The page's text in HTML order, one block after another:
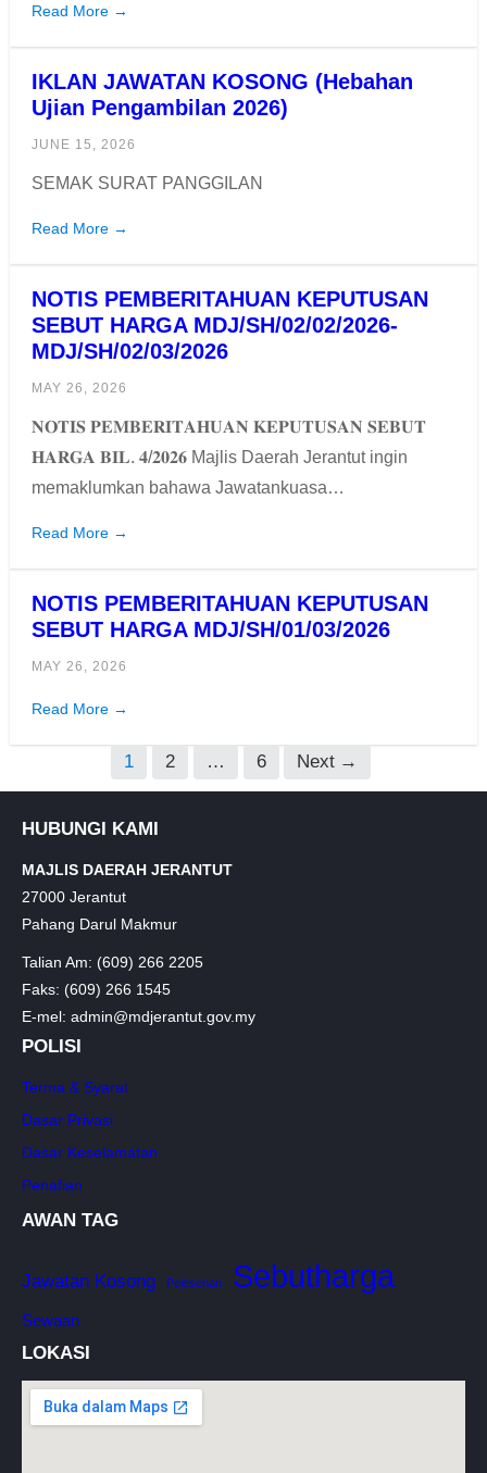
Read More →
IKLAN JAWATAN KOSONG (Hebahan
Ujian Pengambilan 2026)
JUNE 15, 2026
SEMAK SURAT PANGGILAN
Read More →
NOTIS PEMBERITAHUAN KEPUTUSAN
SEBUT HARGA MDJ/SH/02/02/2026-
MDJ/SH/02/03/2026
MAY 26, 2026
𝐍𝐎𝐓𝐈𝐒 𝐏𝐄𝐌𝐁𝐄𝐑𝐈𝐓𝐀𝐇𝐔𝐀𝐍 𝐊𝐄𝐏𝐔𝐓𝐔𝐒𝐀𝐍 𝐒𝐄𝐁𝐔𝐓
𝐇𝐀𝐑𝐆𝐀 𝐁𝐈𝐋. 𝟒/𝟐𝟎𝟐𝟔 Majlis Daerah Jerantut ingin
memaklumkan bahawa Jawatankuasa…
Read More →
NOTIS PEMBERITAHUAN KEPUTUSAN
SEBUT HARGA MDJ/SH/01/03/2026
MAY 26, 2026
Read More →
1 2 … 6 Next →
HUBUNGI KAMI
MAJLIS DAERAH JERANTUT
27000 Jerantut
Pahang Darul Makmur
Talian Am: (609) 266 2205
Faks: (609) 266 1545
E-mel: admin@mdjerantut.gov.my
POLISI
Terma & Syarat
Dasar Privasi
Dasar Keselamatan
Penafian
AWAN TAG
Jawatan Kosong Pelesenan Sebutharga
Sewaan
LOKASI